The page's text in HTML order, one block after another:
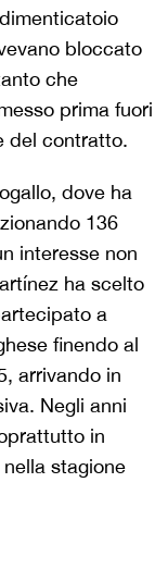
bloccato
che
prima fuori
del contratto.
dove ha
136
interesse non
ha scelto
a
finendo al
arrivando in
Negli anni
in
stagione